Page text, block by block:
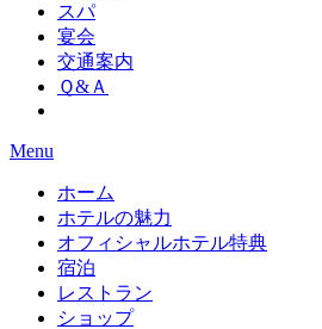
スパ
宴会
交通案内
Ｑ&Ａ
Menu
ホーム
ホテルの魅力
オフィシャルホテル特典
宿泊
レストラン
ショップ